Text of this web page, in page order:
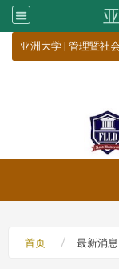
亚洲大学 | 管理暨社
首页 最新消息